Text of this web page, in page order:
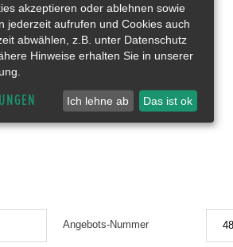
Angebots-Nummer
akzeptieren oder ablehnen sowie
jederzeit aufrufen und Cookies auch
abwählen, z.B. unter Datenschutz
Hinweise erhalten Sie in unserer
Ich lehne ab Das ist ok